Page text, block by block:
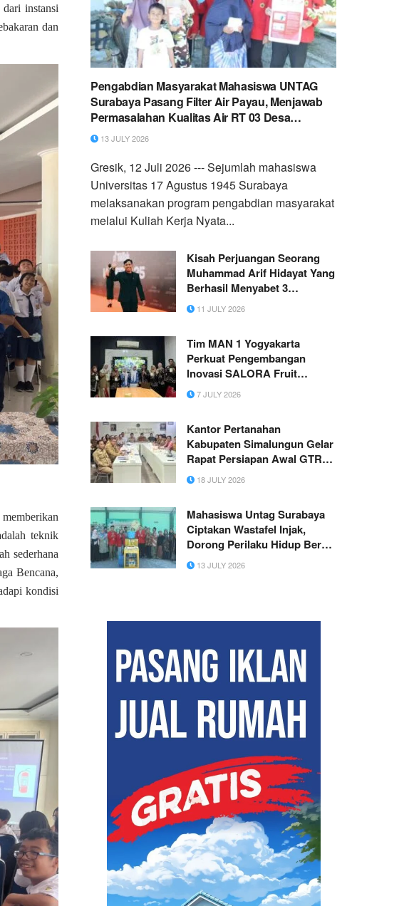
instansi
dan
teknik
sederhana
Bencana,
kondisi
Pengabdian Masyarakat Mahasiswa UNTAG
Surabaya Pasang Filter Air Payau, Menjawab
Permasalahan Kualitas Air RT 03 Desa
Pegundan
13 JULY 2026
Gresik, 12 Juli 2026 --- Sejumlah mahasiswa
Universitas 17 Agustus 1945 Surabaya
melaksanakan program pengabdian masyarakat
melalui Kuliah Kerja Nyata...
Kisah Perjuangan Seorang
Muhammad Arif Hidayat Yang
Berhasil Menyabet 3
Nominasi Bergengsi di Ajang
Live Fest
11 JULY 2026
Tim MAN 1 Yogyakarta
Perkuat Pengembangan
Inovasi SALORA Fruit
Leather
7 JULY 2026
Kantor Pertanahan
Kabupaten Simalungun Gelar
Rapat Persiapan Awal GTRA
Tahun 2026
18 JULY 2026
Mahasiswa Untag Surabaya
Ciptakan Wastafel Injak,
Dorong Perilaku Hidup Bersih
dan Sehat di Pengajian Desa
Pegundan, Kecamatan
13 JULY 2026